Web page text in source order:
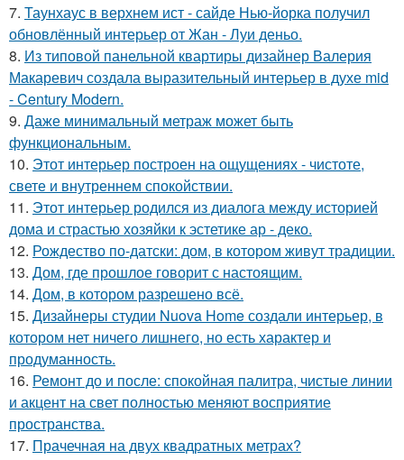
7. Таунхаус в верхнем ист - сайде Нью-йорка получил
обновлённый интерьер от Жан - Луи деньо.
8. Из типовой панельной квартиры дизайнер Валерия
Макаревич создала выразительный интерьер в духе mid
- Century Modern.
9. Даже минимальный метраж может быть
функциональным.
10. Этот интерьер построен на ощущениях - чистоте,
свете и внутреннем спокойствии.
11. Этот интерьер родился из диалога между историей
дома и страстью хозяйки к эстетике ар - деко.
12. Рождество по-датски: дом, в котором живут традиции.
13. Дом, где прошлое говорит с настоящим.
14. Дом, в котором разрешено всё.
15. Дизайнеры студии Nuova Home создали интерьер, в
котором нет ничего лишнего, но есть характер и
продуманность.
16. Ремонт до и после: спокойная палитра, чистые линии
и акцент на свет полностью меняют восприятие
пространства.
17. Прачечная на двух квадратных метрах?